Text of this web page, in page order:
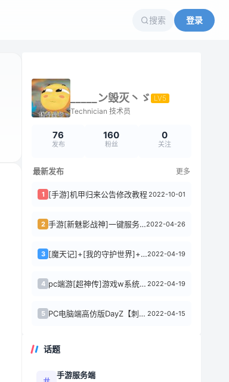
搜索 登录
_____ン毁灭丶ゞ LV5
Technician 技术员
76
发布
160
粉丝
0
关注
最新发布 更多
1 [手游]机甲归来公告修改教程 2022-10-01
2 手游[新魅影战神]一键服务端+GM后台+安卓苹果+文字教程2022-04-26
3 [魔天记]+[我的守护世界]+[挂机海贼王5H]一键端游戏+一机多开同时运行+后...2022-04-19
4 pc端游[超神传]游戏w系统一键服务端+客户端+充值后台+任务满货币+局域网+文... 2022-04-19
5 PC电脑端高仿版DayZ【刺激战场】吃鸡一键服务端+GM工具+客户端+MOD+配... 2022-04-15
话题
手游服务端